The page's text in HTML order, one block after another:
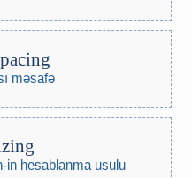
məsafə
in hesablanma usulu